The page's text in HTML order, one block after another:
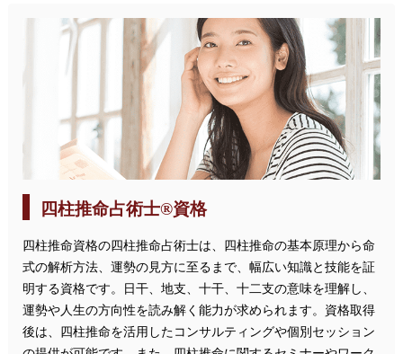
四柱推命占術士®資格
四柱推命資格の四柱推命占術士は、四柱推命の基本原理から命
式の解析方法、運勢の見方に至るまで、幅広い知識と技能を証
明する資格です。日干、地支、十干、十二支の意味を理解し、
運勢や人生の方向性を読み解く能力が求められます。資格取得
後は、四柱推命を活用したコンサルティングや個別セッション